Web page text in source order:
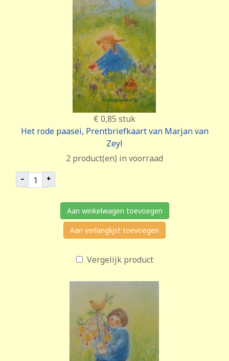
€ 0,85 stuk
Het rode paasei, Prentbriefkaart van Marjan van
Zeyl
2 product(en) in voorraad
– +
Aan winkelwagen toevoegen
Aan verlanglijst toevoegen
Vergelijk product